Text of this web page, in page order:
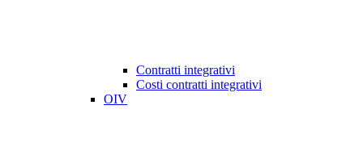
Contratti integrativi
Costi contratti integrativi
OIV